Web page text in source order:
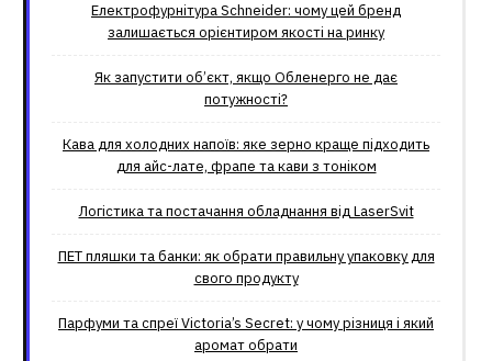
Електрофурнітура Schneider: чому цей бренд
залишається орієнтиром якості на ринку
Як запустити об’єкт, якщо Обленерго не дає
потужності?
Кава для холодних напоїв: яке зерно краще підходить
для айс-лате, фрапе та кави з тоніком
Логістика та постачання обладнання від LaserSvit
ПЕТ пляшки та банки: як обрати правильну упаковку для
свого продукту
Парфуми та спреї Victoria’s Secret: у чому різниця і який
аромат обрати